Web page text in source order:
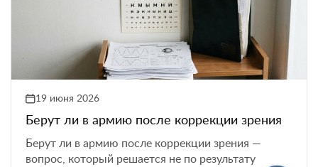
19 июня 2026
Берут ли в армию после коррекции зрения
Берут ли в армию после коррекции зрения —
вопрос, который решается не по результату